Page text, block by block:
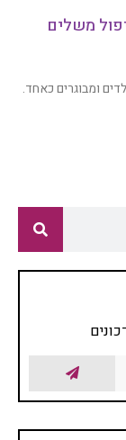
משלים
ומבוגרים כאחד.